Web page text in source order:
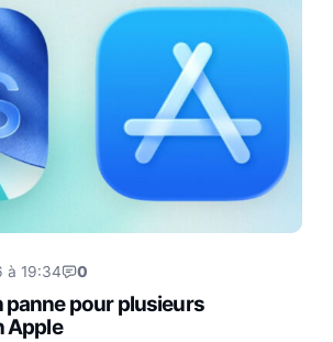
à 19:34 0
panne pour plusieurs
Apple